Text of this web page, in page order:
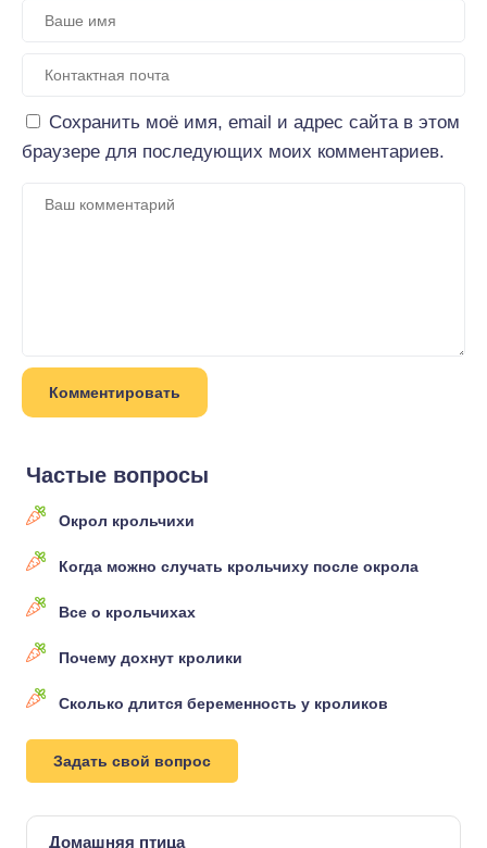
Сохранить моё имя, email и адрес сайта в этом
браузере для последующих моих комментариев.
Частые вопросы
Окрол крольчихи
Когда можно случать крольчиху после окрола
Все о крольчихах
Почему дохнут кролики
Сколько длится беременность у кроликов
Задать свой вопрос
Домашняя птица